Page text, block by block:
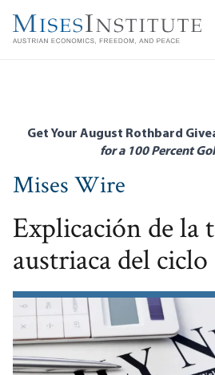
main
Get Your August Rothbard
for a 100 Percent
Mises Wire
Explicación de la
austriaca del